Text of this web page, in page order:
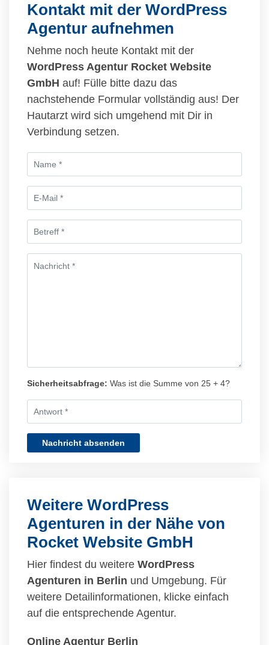
Kontakt mit der WordPress
Agentur aufnehmen
Nehme noch heute Kontakt mit der
WordPress Agentur Rocket Website
GmbH auf! Fülle bitte dazu das
nachstehende Formular vollständig aus! Der
Hautarzt wird sich umgehend mit Dir in
Verbindung setzen.
Sicherheitsabfrage: Was ist die Summe von 25 + 4?
Nachricht absenden
Weitere WordPress
Agenturen in der Nähe von
Rocket Website GmbH
Hier findest du weitere WordPress
Agenturen in Berlin und Umgebung. Für
weitere Detailinformationen, klicke einfach
auf die entsprechende Agentur.
Online Agentur Berlin